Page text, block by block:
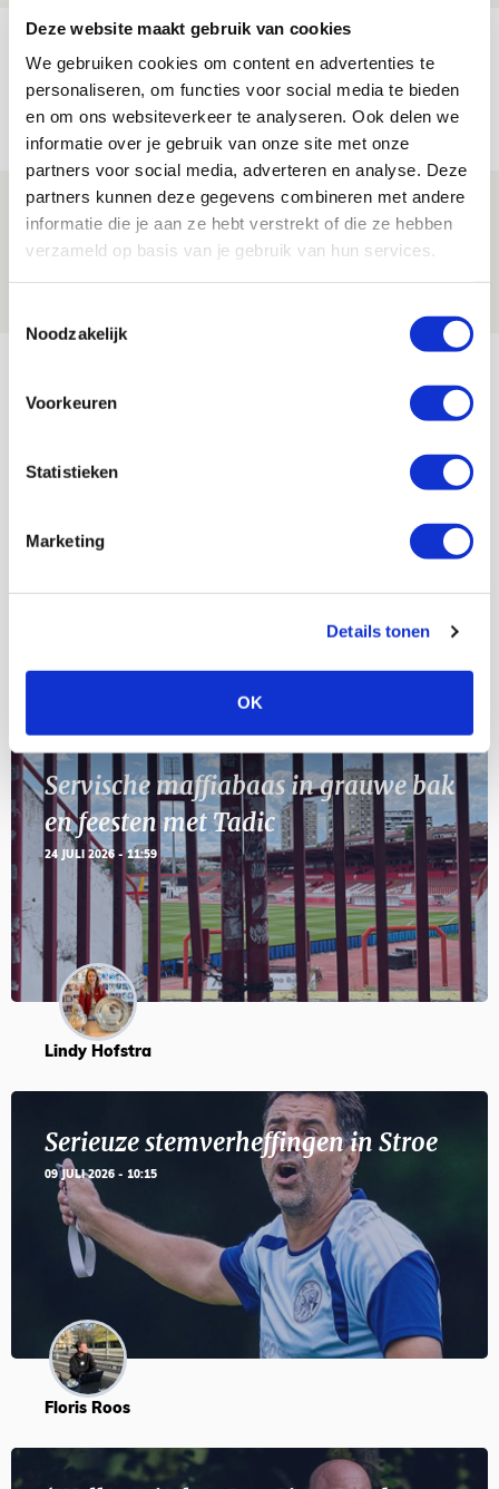
Deze website maakt gebruik van cookies
We gebruiken cookies om content en advertenties te
personaliseren, om functies voor social media te bieden
en om ons websiteverkeer te analyseren. Ook delen we
informatie over je gebruik van onze site met onze
partners voor social media, adverteren en analyse. Deze
partners kunnen deze gegevens combineren met andere
informatie die je aan ze hebt verstrekt of die ze hebben
verzameld op basis van je gebruik van hun services.
Noodzakelijk
Voorkeuren
Statistieken
Marketing
Details tonen
OK
Reis jij als mascotte mee naar uitduel
met Telstar?
06 AUGUSTUS 2026 - 13:04
PRIJSVRAAG
Drie dingen die je moet weten over
Ajax - Shelbourne
AGENDA
23
Selectiedag ballenjongens/-meiden
Blogs
Servische maffiabaas in grauwe bak
en feesten met Tadic
24 JULI 2026 - 11:59
Lindy Hofstra
Serieuze stemverheffingen in Stroe
09 JULI 2026 - 10:15
Floris Roos